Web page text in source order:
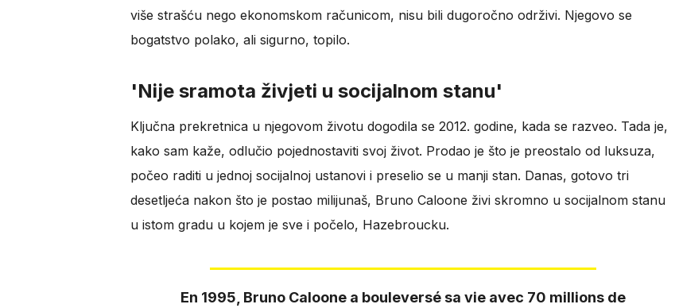
više strašću nego ekonomskom računicom, nisu bili dugoročno održivi. Njegovo se
bogatstvo polako, ali sigurno, topilo.
'Nije sramota živjeti u socijalnom stanu'
Ključna prekretnica u njegovom životu dogodila se 2012. godine, kada se razveo. Tada je,
kako sam kaže, odlučio pojednostaviti svoj život. Prodao je što je preostalo od luksuza,
počeo raditi u jednoj socijalnoj ustanovi i preselio se u manji stan. Danas, gotovo tri
desetljeća nakon što je postao milijunaš, Bruno Caloone živi skromno u socijalnom stanu
u istom gradu u kojem je sve i počelo, Hazebroucku.
En 1995, Bruno Caloone a bouleversé sa vie avec 70 millions de